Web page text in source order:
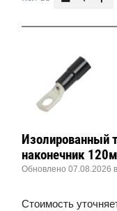
Изолированный
наконечник
Обновлено 07.08.2026
Стоимость